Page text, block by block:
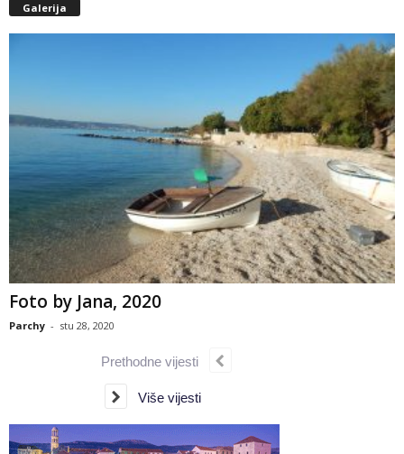
Galerija
Foto by Jana, 2020
Parchy - stu 28, 2020
Prethodne vijesti
Više vijesti